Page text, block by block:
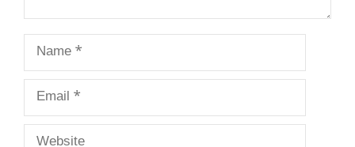
Name
Email
Website